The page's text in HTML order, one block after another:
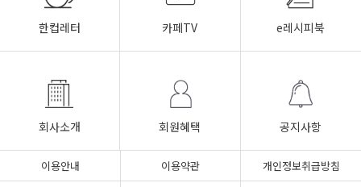
한컵레터 카페TV e레시피북
회사소개 회원혜택 공지사항
이용안내 이용약관
개인정보취급방침